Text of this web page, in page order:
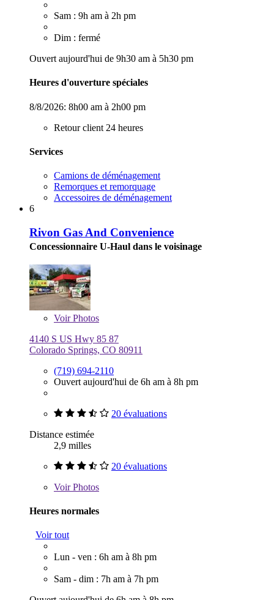
Sam : 9h am à 2h pm
Dim : fermé
Ouvert aujourd'hui de 9h30 am à 5h30 pm
Heures d'ouverture spéciales
8/8/2026: 8h00 am à 2h00 pm
Retour client 24 heures
Services
Camions de déménagement
Remorques et remorquage
Accessoires de déménagement
6
Rivon Gas And Convenience
Concessionnaire U-Haul dans le voisinage
VoirPhotos
4140 S US Hwy 85 87
Colorado Springs, CO 80911
(719) 694-2110
Ouvert aujourd'hui de 6h am à 8h pm
20 évaluations
Distance estimée
2,9 milles
20 évaluations
VoirPhotos
Heures normales
Voir tout
Lun - ven : 6h am à 8h pm
Sam - dim : 7h am à 7h pm